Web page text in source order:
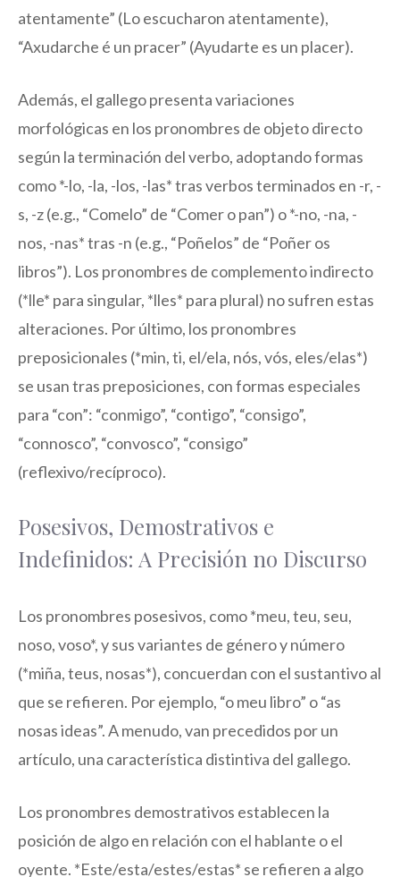
atentamente” (Lo escucharon atentamente),
“Axudarche é un pracer” (Ayudarte es un placer).
Además, el gallego presenta variaciones
morfológicas en los pronombres de objeto directo
según la terminación del verbo, adoptando formas
como *-lo, -la, -los, -las* tras verbos terminados en -r, -
s, -z (e.g., “Comelo” de “Comer o pan”) o *-no, -na, -
nos, -nas* tras -n (e.g., “Poñelos” de “Poñer os
libros”). Los pronombres de complemento indirecto
(*lle* para singular, *lles* para plural) no sufren estas
alteraciones. Por último, los pronombres
preposicionales (*min, ti, el/ela, nós, vós, eles/elas*)
se usan tras preposiciones, con formas especiales
para “con”: “conmigo”, “contigo”, “consigo”,
“connosco”, “convosco”, “consigo”
(reflexivo/recíproco).
Posesivos, Demostrativos e
Indefinidos: A Precisión no Discurso
Los pronombres posesivos, como *meu, teu, seu,
noso, voso*, y sus variantes de género y número
(*miña, teus, nosas*), concuerdan con el sustantivo al
que se refieren. Por ejemplo, “o meu libro” o “as
nosas ideas”. A menudo, van precedidos por un
artículo, una característica distintiva del gallego.
Los pronombres demostrativos establecen la
posición de algo en relación con el hablante o el
oyente. *Este/esta/estes/estas* se refieren a algo